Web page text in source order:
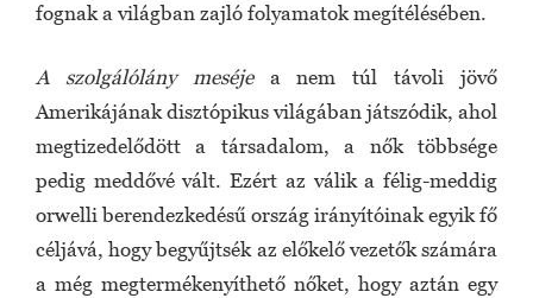
fognak a világban zajló folyamatok megítélésében.
A szolgálólány meséjea nem túl távoli jövő
Amerikájának disztópikus világában játszódik, ahol
megtizedelődött a társadalom, a nők többsége
pedig meddővé vált. Ezért az válik a félig-meddig
orwelli berendezkedésű ország irányítóinak egyik fő
céljává, hogy begyűjtsék az előkelő vezetők számára
a még megtermékenyíthető nőket, hogy aztán egy